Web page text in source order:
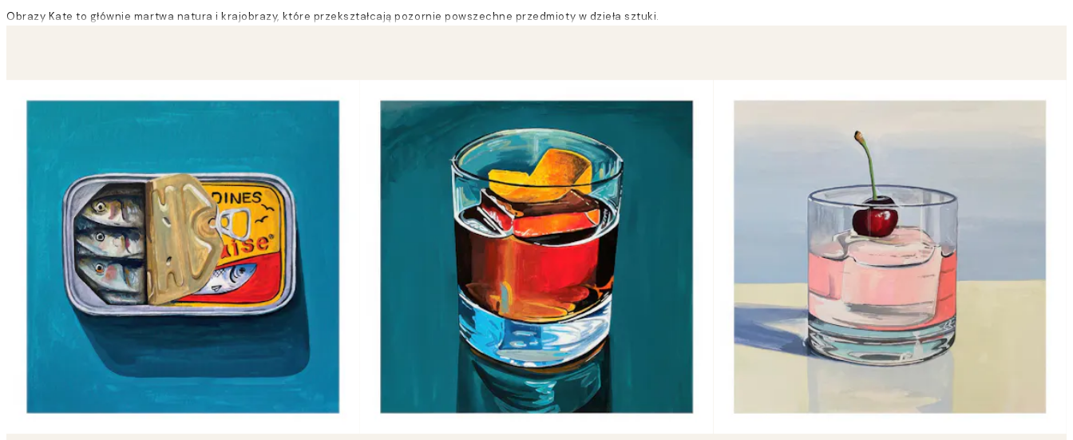
Obrazy Kate to głównie martwa natura i krajobrazy, które przekształcają pozornie powszechne przedmioty w dzieła sztuki.